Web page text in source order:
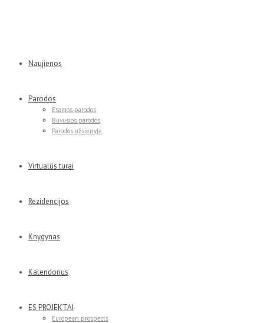
Naujienos
Parodos
Esamos parodos
Buvusios parodos
Parodos užsienyje
Virtualūs turai
Rezidencijos
Knygynas
Kalendorius
ES PROJEKTAI
European prospects